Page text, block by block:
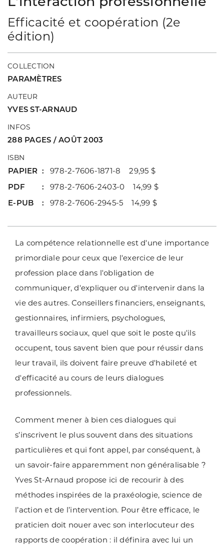
Efficacité et coopération (2e
édition)
COLLECTION
PARAMÈTRES
AUTEUR
YVES ST-ARNAUD
INFOS
288 PAGES / AOÛT 2003
ISBN
PAPIER
978-2-7606-1871-8 29,95 $
PDF
978-2-7606-2403-0 14,99 $
E-PUB
978-2-7606-2945-5 14,99 $
La compétence relationnelle est d'une importance
primordiale pour ceux que l'exercice de leur
profession place dans l'obligation de
communiquer, d'expliquer ou d'intervenir dans la
vie des autres. Conseillers financiers, enseignants,
gestionnaires, infirmiers, psychologues,
travailleurs sociaux, quel que soit le poste qu'ils
occupent, tous savent bien que pour réussir dans
leur travail, ils doivent faire preuve d'habileté et
d'efficacité au cours de leurs dialogues
professionnels.
Comment mener à bien ces dialogues qui
s’inscrivent le plus souvent dans des situations
particulières et qui font appel, par conséquent, à
un savoir-faire apparemment non généralisable ?
Yves St-Arnaud propose ici de recourir à des
méthodes inspirées de la praxéologie, science de
l’action et de l’intervention. Pour être efficace, le
praticien doit nouer avec son interlocuteur des
rapports de coopération : il définira avec lui un